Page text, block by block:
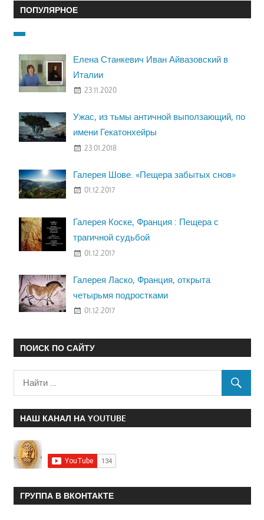
ПОПУЛЯРНОЕ
Елена Станкевич Иван Айвазовский в
Италии
23.11.2020
Ужас, из тьмы античной выползающий, по
имени Гекатонхейры
23.01.2018
Галерея Шове. «Пещера забытых снов»
01.12.2017
Галерея Коске, Франция : Пещера с
трагичной судьбой
01.12.2017
Галерея Ласко, Франция, открыта
четырьмя подростками
01.12.2017
ПОИСК ПО САЙТУ
НАШ КАНАЛ НА YOUTUBE
ГРУППА В ВКОНТАКТЕ